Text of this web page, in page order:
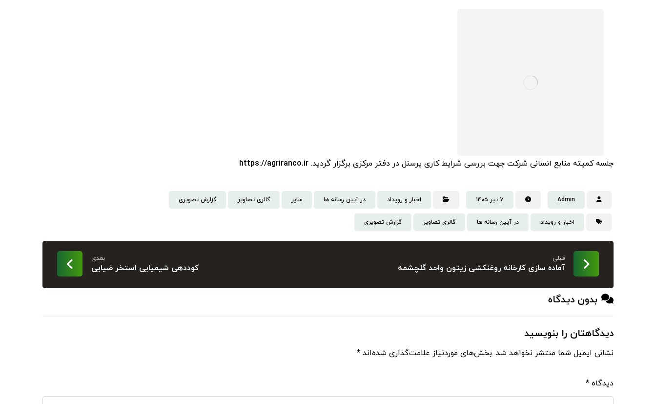
جلسه کمیته منابع انسانی شرکت جهت بررسی شرایط کاری پرسنل در دفتر مرکزی برگزار گردید. https://agriranco.ir
Admin ۷ تیر ۱۴۰۵ اخبار و رویداد در آیین رسانه ها سایر گالری تصاویر گزارش تصویری
اخبار و رویداد در آیین رسانه ها گالری تصاویر گزارش تصویری
قبلی
آماده سازی کارخانه روغنکشی زیتون واحد گلچشمه
بعدی
کوددهی شیمیایی استخر ضیایی
بدون دیدگاه
دیدگاهتان را بنویسید
نشانی ایمیل شما منتشر نخواهد شد. بخش‌های موردنیاز علامت‌گذاری شده‌اند *
دیدگاه *